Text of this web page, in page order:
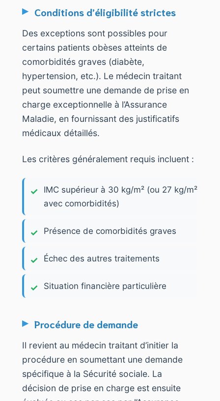
Conditions d’éligibilité strictes
Des exceptions sont possibles pour
certains patients obèses atteints de
comorbidités graves (diabète,
hypertension, etc.). Le médecin traitant
peut soumettre une demande de prise en
charge exceptionnelle à l’Assurance
Maladie, en fournissant des justificatifs
médicaux détaillés.
Les critères généralement requis incluent :
IMC supérieur à 30 kg/m² (ou 27 kg/m²
avec comorbidités)
Présence de comorbidités graves
Échec des autres traitements
Situation financière particulière
Procédure de demande
Il revient au médecin traitant d’initier la
procédure en soumettant une demande
spécifique à la Sécurité sociale. La
décision de prise en charge est ensuite